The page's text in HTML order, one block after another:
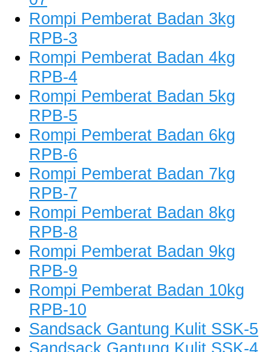
Rompi Pemberat Badan 3kg
RPB-3
Rompi Pemberat Badan 4kg
RPB-4
Rompi Pemberat Badan 5kg
RPB-5
Rompi Pemberat Badan 6kg
RPB-6
Rompi Pemberat Badan 7kg
RPB-7
Rompi Pemberat Badan 8kg
RPB-8
Rompi Pemberat Badan 9kg
RPB-9
Rompi Pemberat Badan 10kg
RPB-10
Sandsack Gantung Kulit SSK-5